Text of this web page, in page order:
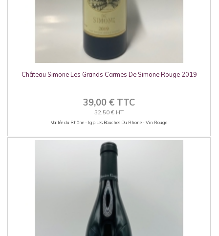
Château Simone Les Grands Carmes De Simone Rouge 2019
39,00 € TTC
32,50 € HT
Vallée du Rhône - Igp Les Bouches Du Rhone - Vin Rouge